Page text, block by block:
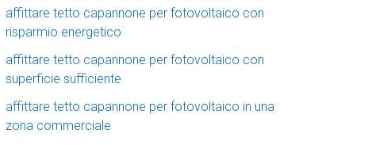
affittare tetto capannone per fotovoltaico con
risparmio energetico
affittare tetto capannone per fotovoltaico con
superficie sufficiente
affittare tetto capannone per fotovoltaico in una
zona commerciale